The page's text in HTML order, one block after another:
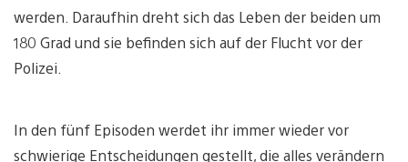
werden. Daraufhin dreht sich das Leben der beiden um
180 Grad und sie befinden sich auf der Flucht vor der
Polizei.
In den fünf Episoden werdet ihr immer wieder vor
schwierige Entscheidungen gestellt, die alles verändern